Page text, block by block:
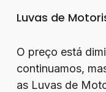
Luvas de
O preço está
continuamos,
as Luvas de